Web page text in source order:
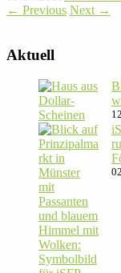
← Previous Next →
Aktuell